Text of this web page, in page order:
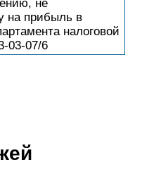
не
на прибыль в
налоговой
03-07/6